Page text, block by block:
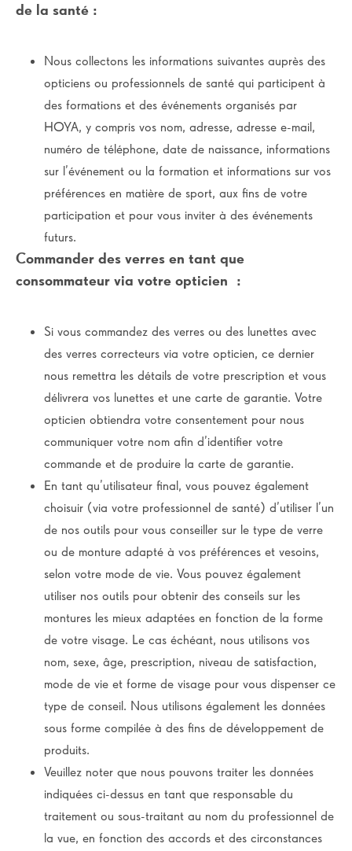
de la santé :
Nous collectons les informations suivantes auprès des
opticiens ou professionnels de santé qui participent à
des formations et des événements organisés par
HOYA, y compris vos nom, adresse, adresse e-mail,
numéro de téléphone, date de naissance, informations
sur l’événement ou la formation et informations sur vos
préférences en matière de sport, aux fins de votre
participation et pour vous inviter à des événements
futurs.
Commander des verres en tant que
consommateur via votre opticien :
Si vous commandez des verres ou des lunettes avec
des verres correcteurs via votre opticien, ce dernier
nous remettra les détails de votre prescription et vous
délivrera vos lunettes et une carte de garantie. Votre
opticien obtiendra votre consentement pour nous
communiquer votre nom afin d’identifier votre
commande et de produire la carte de garantie.
En tant qu’utilisateur final, vous pouvez également
choisuir (via votre professionnel de santé) d’utiliser l’un
de nos outils pour vous conseiller sur le type de verre
ou de monture adapté à vos préférences et vesoins,
selon votre mode de vie. Vous pouvez également
utiliser nos outils pour obtenir des conseils sur les
montures les mieux adaptées en fonction de la forme
de votre visage. Le cas échéant, nous utilisons vos
nom, sexe, âge, prescription, niveau de satisfaction,
mode de vie et forme de visage pour vous dispenser ce
type de conseil. Nous utilisons également les données
sous forme compilée à des fins de développement de
produits.
Veuillez noter que nous pouvons traiter les données
indiquées ci-dessus en tant que responsable du
traitement ou sous-traitant au nom du professionnel de
la vue, en fonction des accords et des circonstances